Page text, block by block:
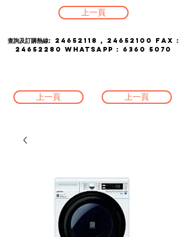
上一頁
查詢及訂購熱線: 24652118 , 24652100
FAX :
24652280 whatsapp : 6360 5070
上一頁 上一頁